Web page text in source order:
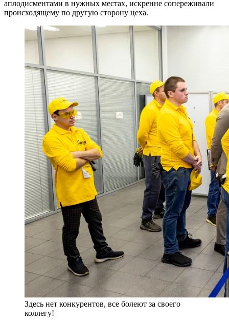
аплодисментами в нужных местах, искренне сопереживали
происходящему по другую сторону цеха.
Здесь нет конкурентов, все болеют за своего
коллегу!